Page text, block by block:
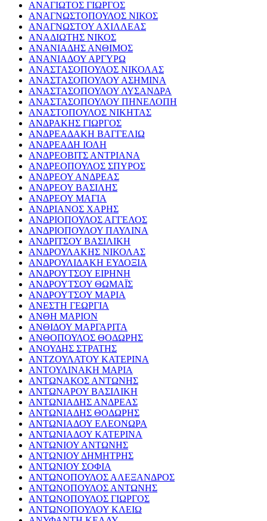
ΑΝΑΓΙΩΤΟΣ ΓΙΩΡΓΟΣ
ΑΝΑΓΝΩΣΤΟΠΟΥΛΟΣ ΝΙΚΟΣ
ΑΝΑΓΝΩΣΤΟΥ ΑΧΙΛΛΕΑΣ
ΑΝΑΔΙΩΤΗΣ ΝΙΚΟΣ
ΑΝΑΝΙΑΔΗΣ ΑΝΘΙΜΟΣ
ΑΝΑΝΙΑΔΟΥ ΑΡΓΥΡΩ
ΑΝΑΣΤΑΣΟΠΟΥΛΟΣ ΝΙΚΟΛΑΣ
ΑΝΑΣΤΑΣΟΠΟΥΛΟΥ ΑΣΗΜΙΝΑ
ΑΝΑΣΤΑΣΟΠΟΥΛΟΥ ΛΥΣΑΝΔΡΑ
ΑΝΑΣΤΑΣΟΠΟΥΛΟΥ ΠΗΝΕΛΟΠΗ
ΑΝΑΣΤΟΠΟΥΛΟΣ ΝΙΚΗΤΑΣ
ΑΝΔΡΑΚΗΣ ΓΙΩΡΓΟΣ
ΑΝΔΡΕΑΔΑΚΗ ΒΑΓΓΕΛΙΩ
ΑΝΔΡΕΑΔΗ ΙΟΛΗ
ΑΝΔΡΕΟΒΙΤΣ ΑΝΤΡΙΑΝΑ
ΑΝΔΡΕΟΠΟΥΛΟΣ ΣΠΥΡΟΣ
ΑΝΔΡΕΟΥ ΑΝΔΡΕΑΣ
ΑΝΔΡΕΟΥ ΒΑΣΙΛΗΣ
ΑΝΔΡΕΟΥ ΜΑΓΙΑ
ΑΝΔΡΙΑΝΟΣ ΧΑΡΗΣ
ΑΝΔΡΙΟΠΟΥΛΟΣ ΑΓΓΕΛΟΣ
ΑΝΔΡΙΟΠΟΥΛΟΥ ΠΑΥΛΙΝΑ
ΑΝΔΡΙΤΣΟΥ ΒΑΣΙΛΙΚΗ
ΑΝΔΡΟΥΛΑΚΗΣ ΝΙΚΟΛΑΣ
ΑΝΔΡΟΥΛΙΔΑΚΗ ΕΥΔΟΞΙΑ
ΑΝΔΡΟΥΤΣΟΥ ΕΙΡΗΝΗ
ΑΝΔΡΟΥΤΣΟΥ ΘΩΜΑΪΣ
ΑΝΔΡΟΥΤΣΟΥ ΜΑΡΙΑ
ΑΝΕΣΤΗ ΓΕΩΡΓΙΑ
ΑΝΘΗ ΜΑΡΙΟΝ
ΑΝΘΙΔΟΥ ΜΑΡΓΑΡΙΤΑ
ΑΝΘΟΠΟΥΛΟΣ ΘΟΔΩΡΗΣ
ΑΝΟΥΔΗΣ ΣΤΡΑΤΗΣ
ΑΝΤΖΟΥΛΑΤΟΥ ΚΑΤΕΡΙΝΑ
ΑΝΤΟΥΛΙΝΑΚΗ ΜΑΡΙΑ
ΑΝΤΩΝΑΚΟΣ ΑΝΤΩΝΗΣ
ΑΝΤΩΝΑΡΟΥ ΒΑΣΙΛΙΚΗ
ΑΝΤΩΝΙΑΔΗΣ ΑΝΔΡΕΑΣ
ΑΝΤΩΝΙΑΔΗΣ ΘΟΔΩΡΗΣ
ΑΝΤΩΝΙΑΔΟΥ ΕΛΕΟΝΩΡΑ
ΑΝΤΩΝΙΑΔΟΥ ΚΑΤΕΡΙΝΑ
ΑΝΤΩΝΙΟΥ ΑΝΤΩΝΗΣ
ΑΝΤΩΝΙΟΥ ΔΗΜΗΤΡΗΣ
ΑΝΤΩΝΙΟΥ ΣΟΦΙΑ
ΑΝΤΩΝΟΠΟΥΛΟΣ ΑΛΕΞΑΝΔΡΟΣ
ΑΝΤΩΝΟΠΟΥΛΟΣ ΑΝΤΩΝΗΣ
ΑΝΤΩΝΟΠΟΥΛΟΣ ΓΙΩΡΓΟΣ
ΑΝΤΩΝΟΠΟΥΛΟΥ ΚΛΕΙΩ